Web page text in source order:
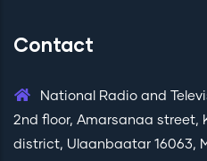
Contact
National Radio and
2nd floor, Amarsanaa street,
district, Ulaanbaatar 16063,